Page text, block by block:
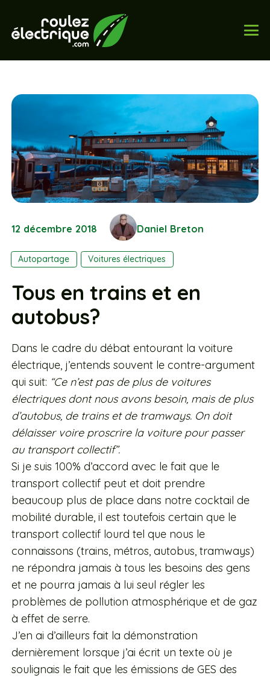
12 décembre 2018 Daniel Breton
Autopartage Voitures électriques
Tous en trains et en
autobus?
Dans le cadre du débat entourant la voiture
électrique, j’entends souvent le contre-argument
qui suit: “Ce n’est pas de plus de voitures
électriques dont nous avons besoin, mais de plus
d’autobus, de trains et de tramways. On doit
délaisser voire proscrire la voiturepour passer
au transport collectif”.
Si je suis 100% d’accord avec le fait que le
transport collectif peut et doit prendre
beaucoup plus de place dans notre cocktail de
mobilité durable, il est toutefois certain que le
transport collectif lourd tel que nous le
connaissons (trains, métros, autobus, tramways)
ne répondra jamais à tous les besoins des gens
et ne pourra jamais à lui seul régler les
problèmes de pollution atmosphérique et de gaz
à effet de serre.
J’en ai d’ailleurs fait la démonstration
dernièrement lorsque j’ai écrit un texte où je
soulignais le fait que les émissions de GES des